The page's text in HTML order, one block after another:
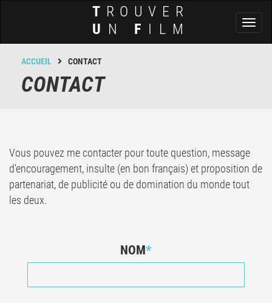
T ROUVER
U N F ILM
ACCUEIL CONTACT
CONTACT
Vous pouvez me contacter pour toute question, message
d'encouragement, insulte (en bon français) et proposition de
partenariat, de publicité ou de domination du monde tout
les deux.
NOM*